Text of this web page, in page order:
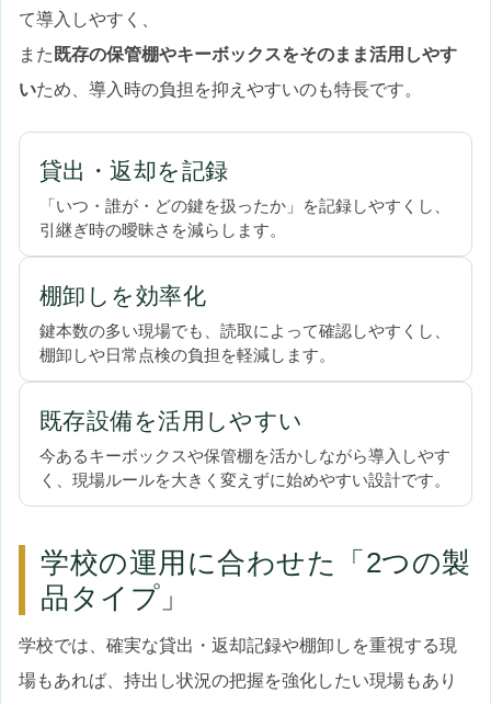
て導入しやすく、
また 既存の保管棚やキーボックスをそのまま活用しやす
いため、導入時の負担を抑えやすいのも特長です。
貸出・返却を記録
「いつ・誰が・どの鍵を扱ったか」を記録しやすくし、
引継ぎ時の曖昧さを減らします。
棚卸しを効率化
鍵本数の多い現場でも、読取によって確認しやすくし、
棚卸しや日常点検の負担を軽減します。
既存設備を活用しやすい
今あるキーボックスや保管棚を活かしながら導入しやす
く、現場ルールを大きく変えずに始めやすい設計です。
学校の運用に合わせた「2つの製
品タイプ」
学校では、確実な貸出・返却記録や棚卸しを重視する現
場もあれば、持出し状況の把握を強化したい現場もあり